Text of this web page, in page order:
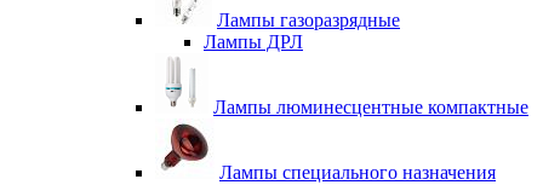
Лампы газоразрядные
Лампы ДРЛ
Лампы люминесцентные компактные
Лампы специального назначения